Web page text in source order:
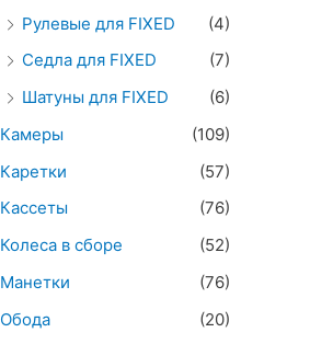
Рулевые для FIXED
(4)
Седла для FIXED
(7)
Шатуны для FIXED
(6)
Камеры
(109)
Каретки
(57)
Кассеты
(76)
Колеса в сборе
(52)
Манетки
(76)
Обода
(20)